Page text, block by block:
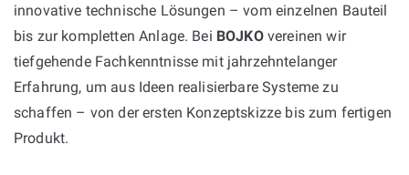
innovative technische Lösungen – vom einzelnen Bauteil
bis zur kompletten Anlage. Bei BOJKOvereinen wir
tiefgehende Fachkenntnisse mit jahrzehntelanger
Erfahrung, um aus Ideen realisierbare Systeme zu
schaffen – von der ersten Konzeptskizze bis zum fertigen
Produkt.